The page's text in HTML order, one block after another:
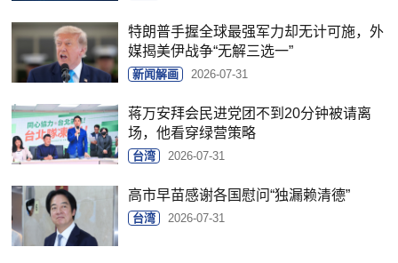
特朗普手握全球最强军力却无计可施，外
媒揭美伊战争“无解三选一”
新闻解画 2026-07-31
蒋万安拜会民进党团不到20分钟被请离
场，他看穿绿营策略
台湾 2026-07-31
高市早苗感谢各国慰问“独漏赖清德”
台湾 2026-07-31